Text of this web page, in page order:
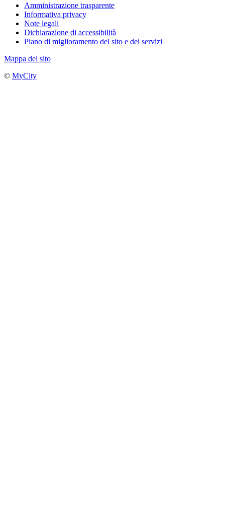
Amministrazione trasparente
Informativa privacy
Note legali
Dichiarazione di accessibilità
Piano di miglioramento del sito e dei servizi
Mappa del sito
© MyCity